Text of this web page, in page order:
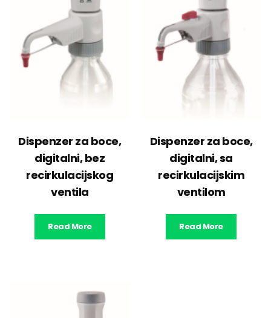
Dispenzer za boce,
digitalni, bez
recirkulacijskog
ventila
Read More
Dispenzer za boce,
digitalni, sa
recirkulacijskim
ventilom
Read More